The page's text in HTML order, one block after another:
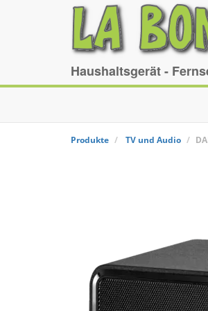
Haushaltsgerät -
Produkte TV und Audio